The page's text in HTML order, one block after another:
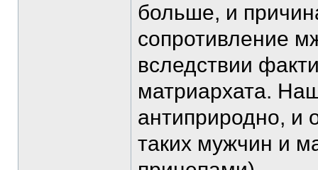
больше, и
сопротивление
вследствии
матриархата.
антиприродно, и
таких мужчин и